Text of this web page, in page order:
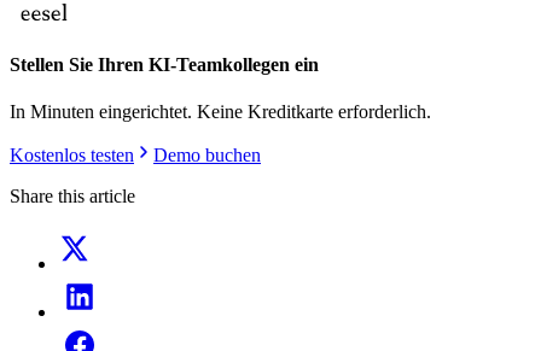
Stellen Sie Ihren KI-Teamkollegen ein
In Minuten eingerichtet. Keine Kreditkarte erforderlich.
Kostenlos testen
Demo buchen
Share this article